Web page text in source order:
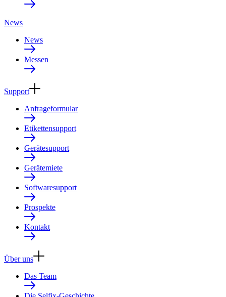
News
News
Messen
Support
Anfrageformular
Etikettensupport
Gerätesupport
Gerätemiete
Softwaresupport
Prospekte
Kontakt
Über uns
Das Team